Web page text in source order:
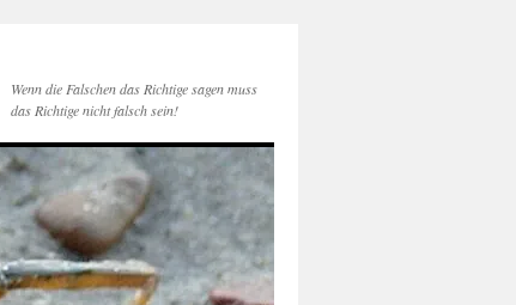
Wenn die Falschen das Richtige sagen muss
das Richtige nicht falsch sein!